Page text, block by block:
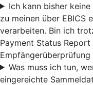
Ich kann bisher
zu meinen über EBICS
verarbeiten. Bin ich
Payment Status
Empfängerüberprüfung
Was muss ich tun,
eingereichte